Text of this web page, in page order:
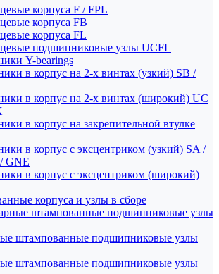
корпуса F / FPL
корпуса FB
корпуса FL
подшипниковые узлы UCFL
Y-bearings
в корпус на 2-х винтах (узкий) SB /
в корпус на 2-х винтах (широкий) UC
в корпус на закрепительной втулке
в корпус с эксцентриком (узкий) SA /
GNE
в корпус с эксцентриком (широкий)
корпуса и узлы в сборе
штампованные подшипниковые узлы
штампованные подшипниковые узлы
штампованные подшипниковые узлы